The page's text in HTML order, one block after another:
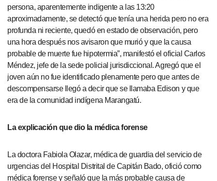
persona, aparentemente indigente a las 13:20
aproximadamente, se detectó que tenía una herida pero no era
profunda ni reciente, quedó en estado de observación, pero
una hora después nos avisaron que murió y que la causa
probable de muerte fue hipotermia”, manifestó el oficial Carlos
Méndez, jefe de la sede policial jurisdiccional. Agregó que el
joven aún no fue identificado plenamente pero que antes de
descompensarse llegó a decir que se llamaba Edison y que
era de la comunidad indígena Marangatú.
La explicación que dio la médica forense
La doctora Fabiola Olazar, médica de guardia del servicio de
urgencias del Hospital Distrital de Capitán Bado, ofició como
médica forense y señaló que la más probable causa de